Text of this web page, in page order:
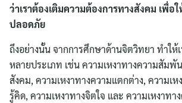
ว่าเราต้องเติมความต้องการทางสังคม เพื่อ
ปลอดภัย
ถึงอย่างนั้น จากการศึกษาด้านจิตวิทยา ทำให้เ
หลายประเภท เช่น ความเหงาทางความสัมพั
สังคม, ความเหงาทางความแตกต่าง, ความเห
รู้คิด, ความเหงาทางจิตใจ และ ความเหงาทา